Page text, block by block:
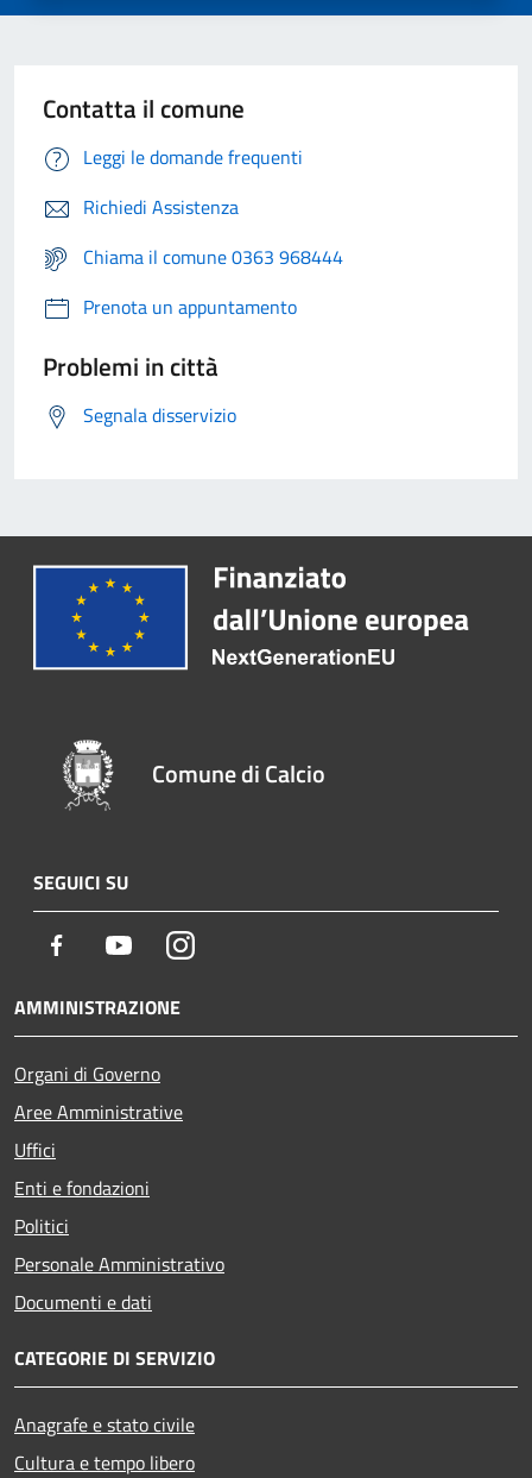
Contatta il comune
Leggi le domande frequenti
Richiedi Assistenza
Chiama il comune 0363 968444
Prenota un appuntamento
Problemi in città
Segnala disservizio
Comune di Calcio
SEGUICI SU
Facebook YoutubeInstagram
AMMINISTRAZIONE
Organi di Governo
Aree Amministrative
Uffici
Enti e fondazioni
Politici
Personale Amministrativo
Documenti e dati
CATEGORIE DI SERVIZIO
Anagrafe e stato civile
Cultura e tempo libero